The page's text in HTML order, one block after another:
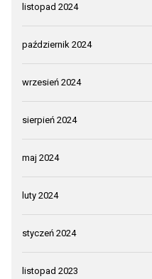
listopad 2024
październik 2024
wrzesień 2024
sierpień 2024
maj 2024
luty 2024
styczeń 2024
listopad 2023